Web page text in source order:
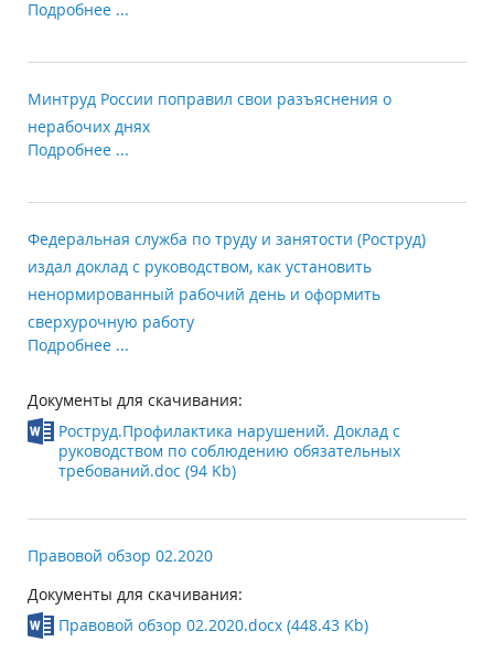
Подробнее ...
Минтруд России поправил свои разъяснения о
нерабочих днях
Подробнее ...
Федеральная служба по труду и занятости (Роструд)
издал доклад с руководством, как установить
ненормированный рабочий день и оформить
сверхурочную работу
Подробнее ...
Документы для скачивания:
Роструд.Профилактика нарушений. Доклад с
руководством по соблюдению обязательных
требований.doc (94 Kb)
Правовой обзор 02.2020
Документы для скачивания:
Правовой обзор 02.2020.docx (448.43 Kb)